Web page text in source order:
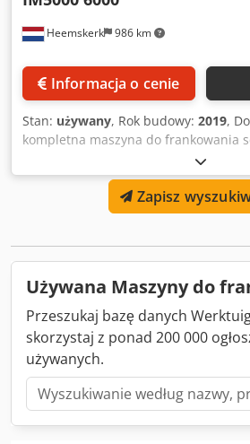
Heemskerk 986 km
Informacja o cenie
Stan: używany, Rok budowy: 2019,
kompletna maszyna do frankowania
IM5000 6000. Rok produkcji 2019,
bezproblemowo do momentu
Dwodpjy R A Ifofx Afwoa
Zapisz
Używana Maszyny do
Przeszukaj bazę danych
skorzystaj z ponad 200 000
używanych.